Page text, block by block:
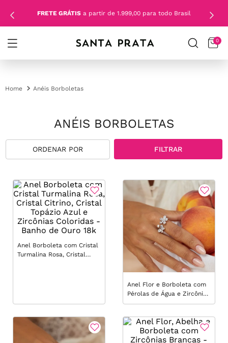
FRETE GRÁTIS a partir de 1.999,00 para todo Brasil
0
Anéis Borboletas
ANÉIS BORBOLETAS
FILTRAR
Anel Borboleta com Cristal
Turmalina Rosa, Cristal
Anel Flor e Borboleta com
Pérolas de Água e Zircônias
Brancas - Prata 925